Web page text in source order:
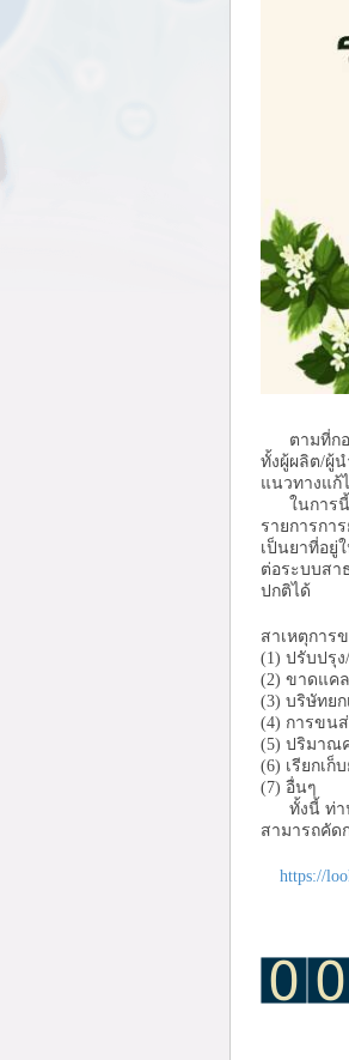
ตามที่กอง
ทั้งผู้ผลิต/ผู้
แนวทางแ
ในการนี้
รายการกา
เป็นยาที่อยู่
ต่อระบบสา
ปกติได้
สาเหตุกา
(1) ปรับ
(2) ขาดแค
(3) บริษัท
(4) การขน
(5) ปริมา
(6) เรียกเก็
(7) อื่นๆ
ทั้งนี้ ท่าน
สามารถคัด
https://